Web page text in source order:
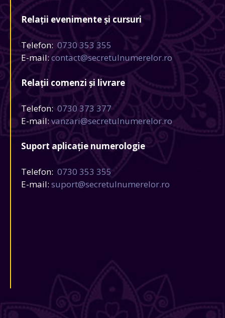
Relații evenimente și cursuri
Telefon: 0730 353 355
E-mail:contact@secretulnumerelor.ro
Relații comenzi și livrare
Telefon:0730 373 377
E-mail:vanzari@secretulnumerelor.ro
Suport aplicație numerologie
Telefon: 0730 353 355
E-mail: suport@secretulnumerelor.ro